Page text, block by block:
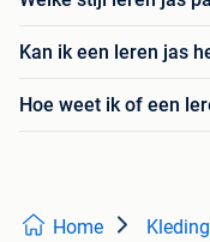
Kan ik een leren jas
Hoe weet ik of een
Home